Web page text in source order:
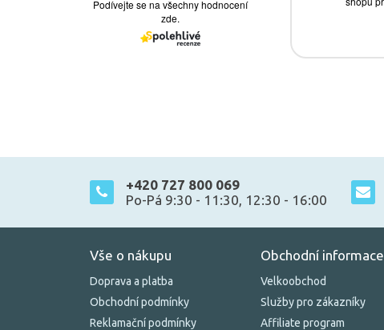
+420 727 800 069
Po-Pá 9:30 - 11:30, 12:30 - 16:00
Vše o nákupu
Doprava a platba
Obchodní podmínky
Reklamační podmínky
Obchodní informace
Velkoobchod
Služby pro zákazníky
Affiliate program